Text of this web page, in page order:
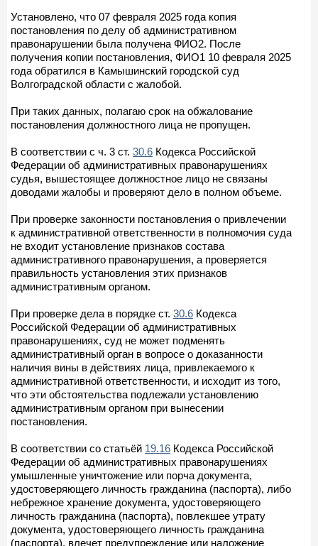
Установлено, что 07 февраля 2025 года копия
постановления по делу об административном
правонарушении была получена ФИО2. После
получения копии постановления, ФИО1 10 февраля 2025
года обратился в Камышинский городской суд
Волгоградской области с жалобой.
При таких данных, полагаю срок на обжалование
постановления должностного лица не пропущен.
В соответствии с ч. 3 ст. 30.6 Кодекса Российской
Федерации об административных правонарушениях
судья, вышестоящее должностное лицо не связаны
доводами жалобы и проверяют дело в полном объеме.
При проверке законности постановления о привлечении
к административной ответственности в полномочия суда
не входит установление признаков состава
административного правонарушения, а проверяется
правильность установления этих признаков
административным органом.
При проверке дела в порядке ст. 30.6 Кодекса
Российской Федерации об административных
правонарушениях, суд не может подменять
административный орган в вопросе о доказанности
наличия вины в действиях лица, привлекаемого к
административной ответственности, и исходит из того,
что эти обстоятельства подлежали установлению
административным органом при вынесении
постановления.
В соответствии со статьёй 19.16 Кодекса Российской
Федерации об административных правонарушениях
умышленные уничтожение или порча документа,
удостоверяющего личность гражданина (паспорта), либо
небрежное хранение документа, удостоверяющего
личность гражданина (паспорта), повлекшее утрату
документа, удостоверяющего личность гражданина
(паспорта), влечет предупреждение или наложение